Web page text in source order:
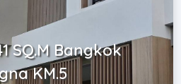
SQ.M Bangkok
KM.5